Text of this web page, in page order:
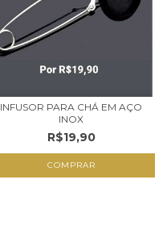
INFUSOR PARA CHÁ EM AÇO
INOX
R$19,90